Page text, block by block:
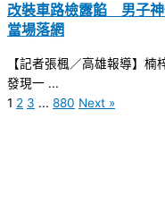
改裝車路檢露餡 男子
當場落網
【記者張楓／高雄報導】楠
發現一 ...
1 2 3 ... 880 Next »